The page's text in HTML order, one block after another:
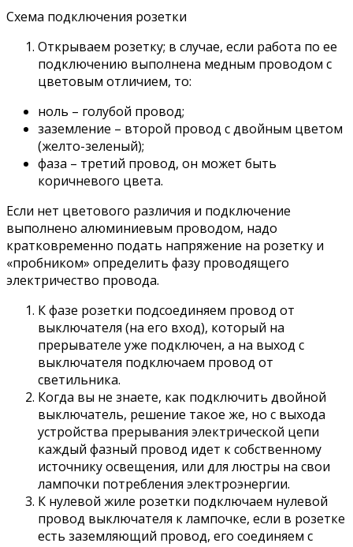
Схема подключения розетки
Открываем розетку; в случае, если работа по ее
подключению выполнена медным проводом с
цветовым отличием, то:
ноль – голубой провод;
заземление – второй провод с двойным цветом
(желто-зеленый);
фаза – третий провод, он может быть
коричневого цвета.
Если нет цветового различия и подключение
выполнено алюминиевым проводом, надо
кратковременно подать напряжение на розетку и
«пробником» определить фазу проводящего
электричество провода.
К фазе розетки подсоединяем провод от
выключателя (на его вход), который на
прерывателе уже подключен, а на выход с
выключателя подключаем провод от
светильника.
Когда вы не знаете, как подключить двойной
выключатель, решение такое же, но с выхода
устройства прерывания электрической цепи
каждый фазный провод идет к собственному
источнику освещения, или для люстры на свои
лампочки потребления электроэнергии.
К нулевой жиле розетки подключаем нулевой
провод выключателя к лампочке, если в розетке
есть заземляющий провод, его соединяем с